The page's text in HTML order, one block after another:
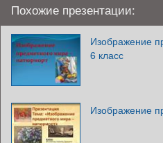
Похожие презентации:
Изображение
6 класс
Изображение